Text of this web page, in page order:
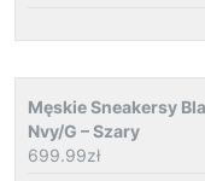
Męskie Sneakersy
Nvy/G – Szary
699.99zł